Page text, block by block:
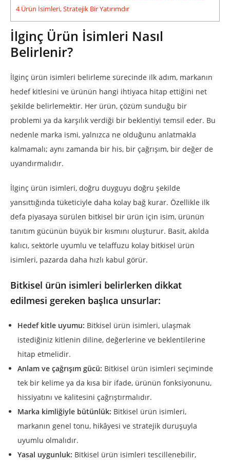
4Ürün İsimleri, Stratejik Bir Yatırımdır
İlginç Ürün İsimleri Nasıl
Belirlenir?
İlginç ürün isimleri belirleme sürecinde ilk adım, markanın
hedef kitlesini ve ürünün hangi ihtiyaca hitap ettiğini net
şekilde belirlemektir. Her ürün, çözüm sunduğu bir
problemi ya da karşılık verdiği bir beklentiyi temsil eder. Bu
nedenle marka ismi, yalnızca ne olduğunu anlatmakla
kalmamalı; aynı zamanda bir his, bir çağrışım, bir değer de
uyandırmalıdır.
İlginç ürün isimleri, doğru duyguyu doğru şekilde
yansıttığında tüketiciyle daha kolay bağ kurar. Özellikle ilk
defa piyasaya sürülen bitkisel bir ürün için isim, ürünün
tanıtım gücünün büyük bir kısmını oluşturur. Basit, akılda
kalıcı, sektörle uyumlu ve telaffuzu kolay bitkisel ürün
isimleri, pazarda daha hızlı kabul görür.
Bitkisel ürün isimleri belirlerken dikkat
edilmesi gereken başlıca unsurlar:
Hedef kitle uyumu: Bitkisel ürün isimleri, ulaşmak
istediğiniz kitlenin diline, değerlerine ve beklentilerine
hitap etmelidir.
Anlam ve çağrışım gücü: Bitkisel ürün isimleri seçiminde
tek bir kelime ya da kısa bir ifade, ürünün fonksiyonunu,
hissiyatını ve kalitesini çağrıştırmalıdır.
Marka kimliğiyle bütünlük: Bitkisel ürün isimleri,
markanın genel tonu, hikâyesi ve stratejik duruşuyla
uyumlu olmalıdır.
Yasal uygunluk: Bitkisel ürün isimleri tescillenebilir,